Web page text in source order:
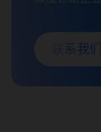
联系我们